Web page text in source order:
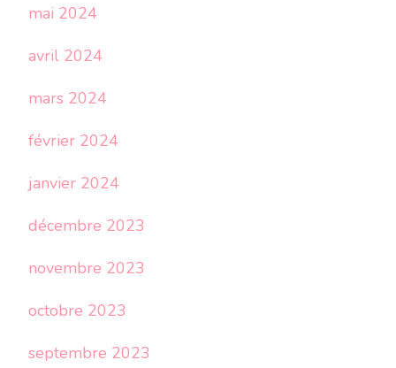
mai 2024
avril 2024
mars 2024
février 2024
janvier 2024
décembre 2023
novembre 2023
octobre 2023
septembre 2023